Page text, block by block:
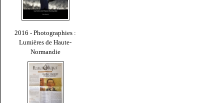
2016 - Photographies :
Lumières de Haute-
Normandie